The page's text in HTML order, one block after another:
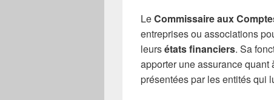
LeCommissaire aux
entreprises ou associations
leursétats financiers. Sa
apporter une assurance
présentées par les entités qui